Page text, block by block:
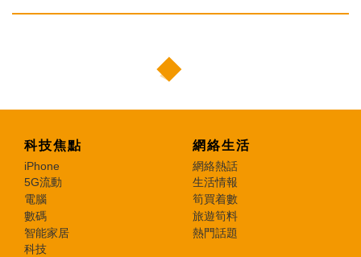
科技焦點
iPhone
5G流動
電腦
數碼
智能家居
科技
網絡生活
網絡熱話
生活情報
筍買着數
旅遊筍料
熱門話題